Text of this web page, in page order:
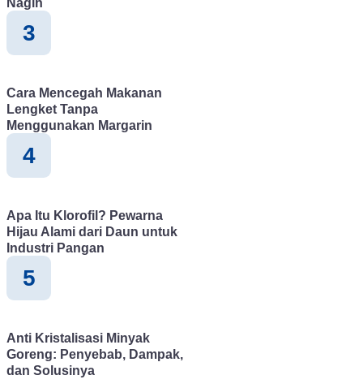
Nagih
3
Cara Mencegah Makanan
Lengket Tanpa
Menggunakan Margarin
4
Apa Itu Klorofil? Pewarna
Hijau Alami dari Daun untuk
Industri Pangan
5
Anti Kristalisasi Minyak
Goreng: Penyebab, Dampak,
dan Solusinya